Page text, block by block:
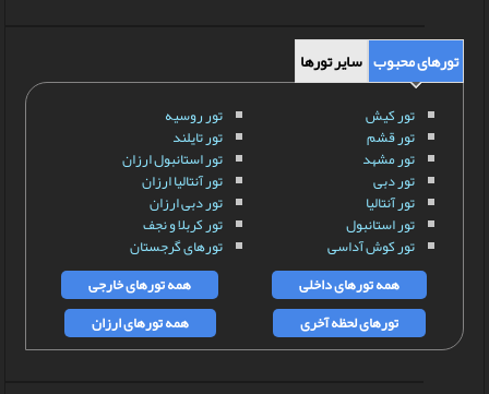
تورهای محبوب سایر تورها
تور کیش
تور قشم
تور مشهد
تور دبی
تور آنتالیا
تور استانبول
تور کوش آداسی
تور روسیه
تور تایلند
تور استانبول ارزان
تور آنتالیا ارزان
تور دبی ارزان
تور کربلا و نجف
تورهای گرجستان
همه تورهای داخلی
همه تورهای خارجی
تورهای لحظه آخری
همه تورهای ارزان